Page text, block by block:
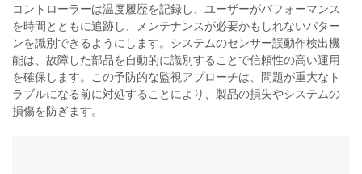
コントローラーは温度履歴を記録し、ユーザーがパフォーマンス
を時間とともに追跡し、メンテナンスが必要かもしれないパター
ンを識別できるようにします。システムのセンサー誤動作検出機
能は、故障した部品を自動的に識別することで信頼性の高い運用
を確保します。この予防的な監視アプローチは、問題が重大なト
ラブルになる前に対処することにより、製品の損失やシステムの
損傷を防ぎます。